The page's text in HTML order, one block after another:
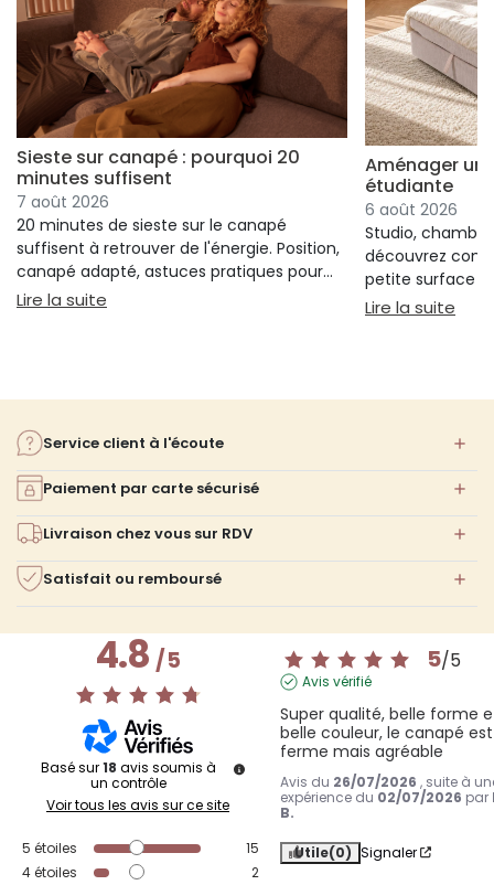
Sieste sur canapé : pourquoi 20
minutes suffisent
7 août 2026
20 minutes de sieste sur le canapé
suffisent à retrouver de l'énergie. Position,
canapé adapté, astuces pratiques pour
bien s'installer.
Lire la suite : Sieste sur canapé : pourquoi 20 minutes
Aménager un
étudiante
6 août 2026
Studio,
découvrez
petite surface à
confort ni
Lire la suite
Service client à l'écoute
Paiement par carte sécurisé
Livraison chez vous sur RDV
Satisfait ou remboursé
4.8/5
Basé sur18 avis soumis à
un contrôle
Voir tous les avis sur ce site
5 étoiles
15
4étoiles
2
5/5
Avis vérifié
Super qualité, belle forme
belle couleur, le canapé
ferme mais agréable
Avis du 26/07/2026 , suite à
expérience du 02/07/2026 par
B.
Utile(0) Signaler